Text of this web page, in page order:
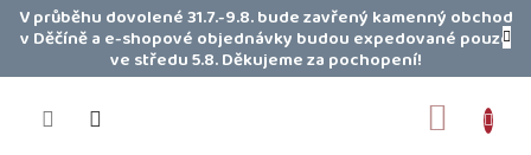
PřejítV průběhu dovolené 31.7.-9.8. bude zavřený kamenný obchod
v Děčíně a e-shopové objednávky budou expedované pouze
ve středu 5.8. Děkujeme za pochopení!